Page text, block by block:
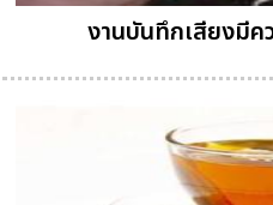
งานบันทึกเสียงมีค